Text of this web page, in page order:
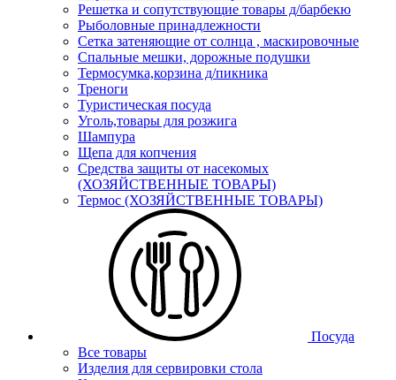
Решетка и сопутствующие товары д/барбекю
Рыболовные принадлежности
Сетка затеняющие от солнца , маскировочные
Спальные мешки, дорожные подушки
Термосумка,корзина д/пикника
Треноги
Туристическая посуда
Уголь,товары для розжига
Шампура
Щепа для копчения
Средства защиты от насекомых
(ХОЗЯЙСТВЕННЫЕ ТОВАРЫ)
Термос (ХОЗЯЙСТВЕННЫЕ ТОВАРЫ)
Посуда
Все товары
Изделия для сервировки стола